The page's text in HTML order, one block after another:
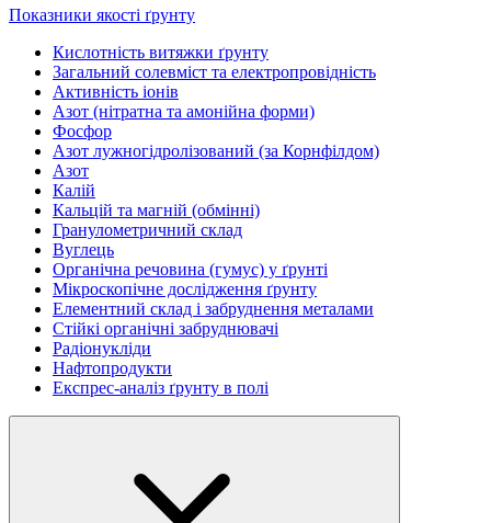
Показники якості ґрунту
Кислотність витяжки ґрунту
Загальний солевміст та електропровідність
Активність іонів
Азот (нітратна та амонійна форми)
Фосфор
Азот лужногідролізований (за Корнфілдом)
Азот
Калій
Кальцій та магній (обмінні)
Гранулометричний склад
Вуглець
Органічна речовина (гумус) у ґрунті
Мікроскопічне дослідження ґрунту
Елементний склад і забруднення металами
Стійкі органічні забруднювачі
Радіонукліди
Нафтопродукти
Експрес-аналіз ґрунту в полі